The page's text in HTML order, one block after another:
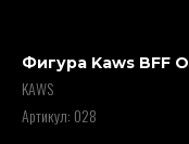
Фигура Kaws BFF
KAWS
Артикул: 028